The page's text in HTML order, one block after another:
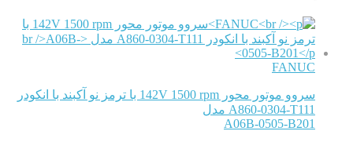
FANUC
سروو موتور محور 142V 1500 rpm با ترمز نو آکبند با انکودر
A860-0304-T111 مدل
A06B-0505-B201